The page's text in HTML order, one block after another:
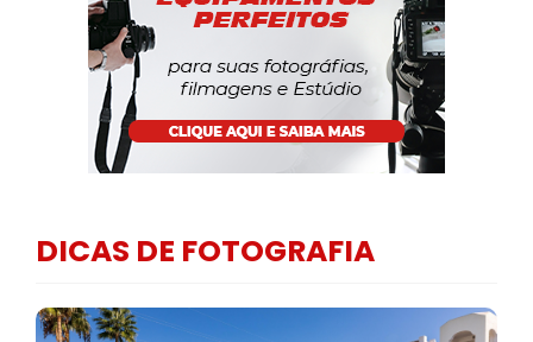
DICAS DE FOTOGRAFIA